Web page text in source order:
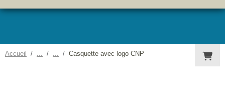
Accueil Casquette avec logo CNP